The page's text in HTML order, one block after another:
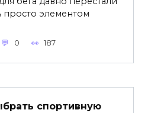
просто элементом
0 187
спортивную